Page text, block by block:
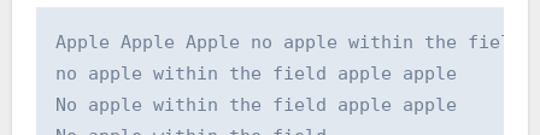
Apple Apple Apple no apple within the field
no apple within the field apple apple
No apple within the field apple apple